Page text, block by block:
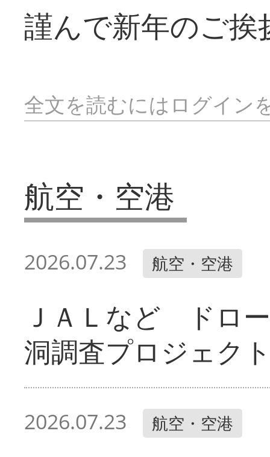
謹んで新年のご
全文を読むにはログイン
航空・空港
2026.07.23 航空・空港
ＪＡＬなど ドロ
洞調査プロジェク
2026.07.23 航空・空港